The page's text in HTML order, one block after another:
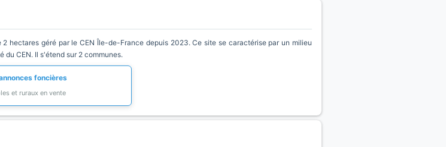
hectares géré par le CEN Île-de-France depuis 2023. Ce site se caractérise par un milieu
du CEN. Il s'étend sur 2 communes.
foncières
et ruraux en vente